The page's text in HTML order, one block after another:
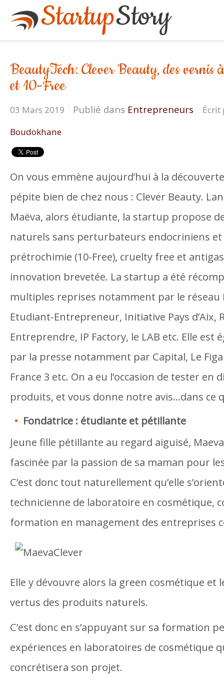
BeautyTech: Clever Beauty, des vernis
et 10-Free
03 Mars 2019 Publié dans Entrepreneurs
Boudokhane
On vous emmène aujourd’hui à la
pépite bien de chez nous : Clever Beauty.
Maëva, alors étudiante, la startup propose
naturels sans perturbateurs endocriniens et
prétrochimie (10-Free), cruelty free et
innovation brevetée. La startup a été
multiples reprises notamment par le réseau
Etudiant-Entrepreneur, Initiative Pays d’Aix,
Entreprendre, IP Factory, le LAB etc. Elle est
par la presse notamment par Capital, Le
France 3 etc. On a eu l’occasion de tester en
produits, et vous donne notre avis…dans ce
Fondatrice : étudiante et pétillante
Jeune fille pétillante au regard aiguisé,
fascinée par la passion de sa maman pour
C’est donc tout naturellement qu’elle
technicienne de laboratoire en cosmétique,
formation en management des entreprises
Elle y dévouvre alors la green cosmétique et
vertus des produits naturels.
C’est donc en s’appuyant sur sa formation
expériences en laboratoires de cosmétique
concrétisera son projet.